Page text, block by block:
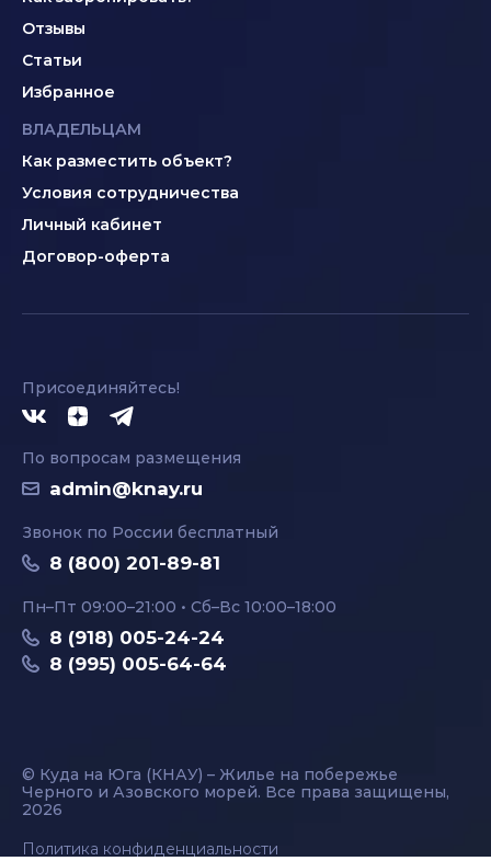
Отзывы
Статьи
Избранное
ВЛАДЕЛЬЦАМ
Как разместить объект?
Условия сотрудничества
Личный кабинет
Договор-оферта
Присоединяйтесь!
По вопросам размещения
admin@knay.ru
Звонок по России бесплатный
8 (800) 201-89-81
Пн–Пт 09:00–21:00 • Сб–Вс 10:00–18:00
8 (918) 005-24-24
8 (995) 005-64-64
© Куда на Юга (КНАУ) – Жилье на побережье
Черного и Азовского морей. Все права защищены,
2026
Политика конфиденциальности